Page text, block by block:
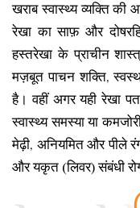
खराब स्वास्थ्य व्यक्ति की
रेखा का साफ़ और
हस्तरेखा के प्राचीन
मज़बूत पाचन शक्ति, स्वस्थ
है। वहीं अगर यही रेखा
स्वास्थ्य समस्या या
मेढ़ी, अनियमित और पीले रंग
और यकृत (लिवर) संबंधी